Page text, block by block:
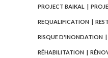
PROJECT BAIKAL
REQUALIFICATION
RISQUE D'INONDATION
RÉHABILITATION